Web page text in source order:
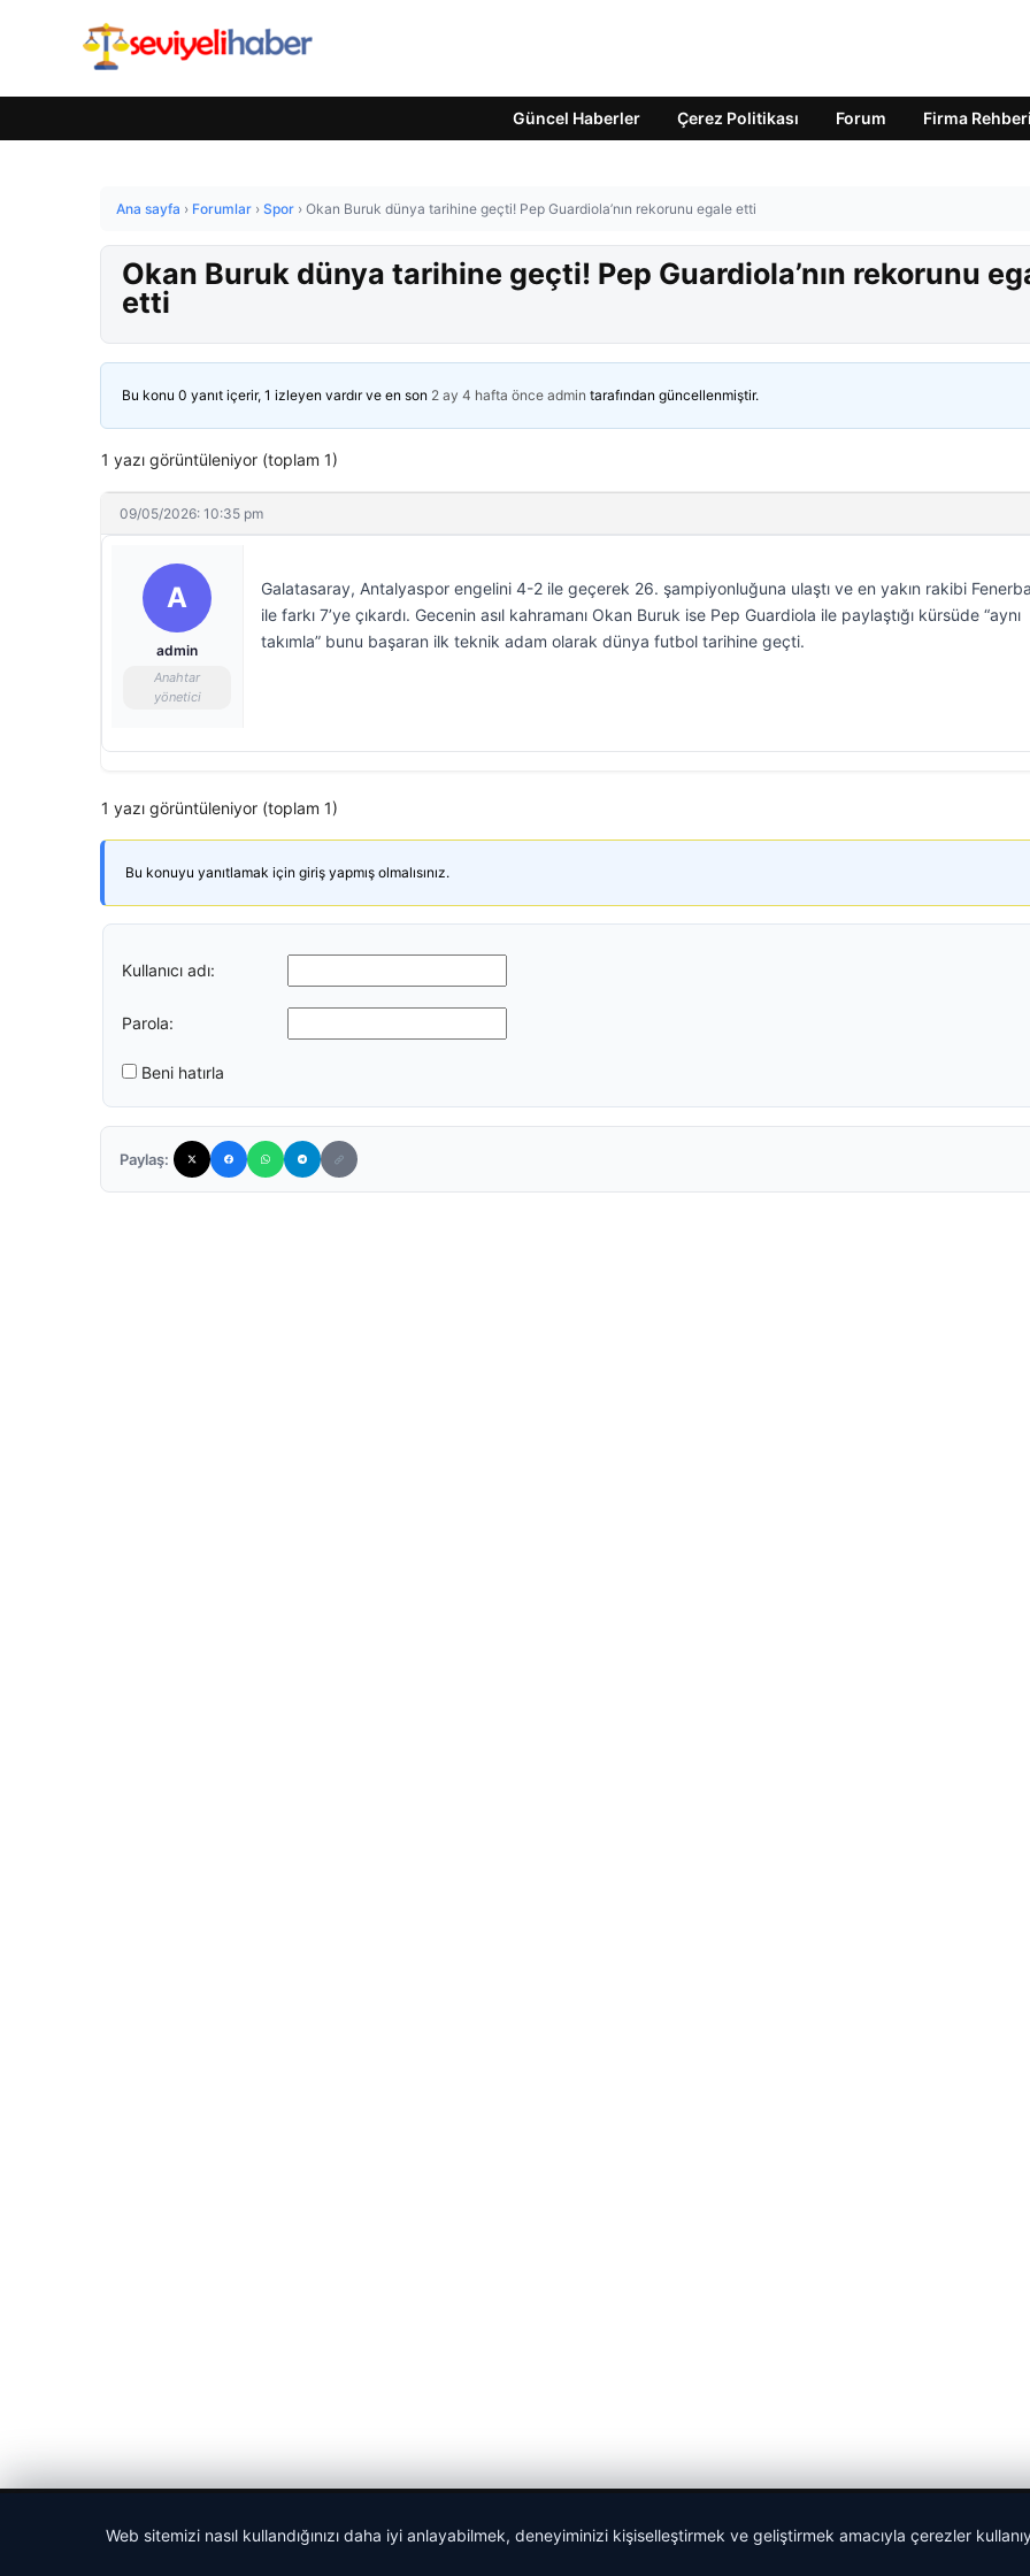
Güncel Haberler Çerez Politikası Forum Firma Rehberi
Ana sayfa › Forumlar › Spor › Okan Buruk dünya tarihine geçti! Pep Guardiola’nın rekorunu egale etti
Okan Buruk dünya tarihine geçti! Pep Guardiola’nın rekorunu
etti
Bu konu 0 yanıt içerir, 1 izleyen vardır ve en son 2 ay 4 hafta önce admin tarafından güncellenmiştir.
1 yazı görüntüleniyor (toplam 1)
09/05/2026: 10:35 pm
A
admin
Anahtar
yönetici
Galatasaray, Antalyaspor engelini 4-2 ile geçerek 26. şampiyonluğuna ulaştı ve en yakın rakibi
ile farkı 7’ye çıkardı. Gecenin asıl kahramanı Okan Buruk ise Pep Guardiola ile paylaştığı kürsüde “aynı
takımla” bunu başaran ilk teknik adam olarak dünya futbol tarihine geçti.
1 yazı görüntüleniyor (toplam 1)
Bu konuyu yanıtlamak için giriş yapmış olmalısınız.
Kullanıcı adı:
Parola:
Beni hatırla
Paylaş:
Web sitemizi nasıl kullandığınızı daha iyi anlayabilmek, deneyiminizi kişiselleştirmek ve geliştirmek amacıyla çerezler